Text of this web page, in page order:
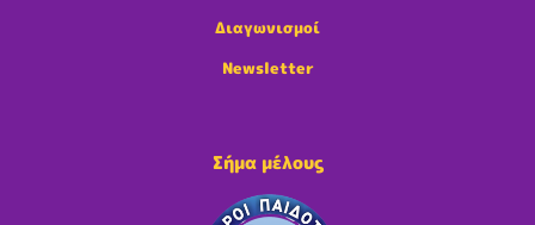
Διαγωνισμοί
Newsletter
Σήμα μέλους